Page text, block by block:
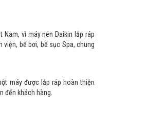
vì máy nén Daikin lắp ráp
bể bơi, bể sục Spa, chung
máy được lắp ráp hoàn thiện
đến khách hàng.